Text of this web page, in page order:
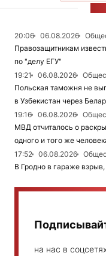
20:06 06.08.2026
Правозащитникам
по "делу ЕГУ"
19:21
06.08.2026
Польская таможня не
в Узбекистан через
19:16
06.08.2026
МВД отчиталось о
одного и того же
17:52
06.08.2026
В Гродно в гараже
на нас в